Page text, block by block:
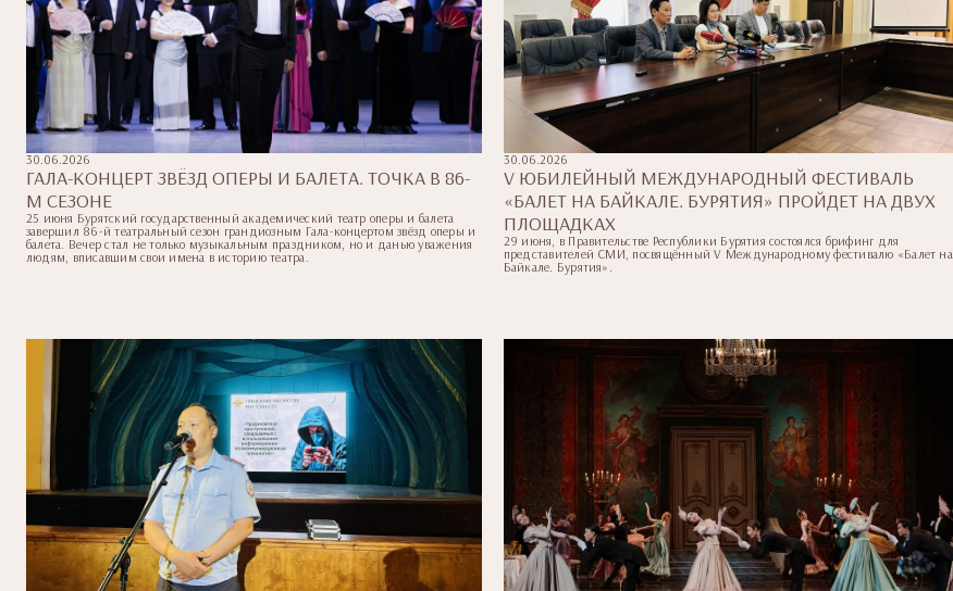
30.06.2026
ГАЛА-КОНЦЕРТ ЗВЁЗД ОПЕРЫ И БАЛЕТА. ТОЧКА В 86-
М СЕЗОНЕ
25 июня Бурятский государственный академический театр оперы и балета
завершил 86-й театральный сезон грандиозным Гала-концертом звёзд оперы и
балета. Вечер стал не только музыкальным праздником, но и данью уважения
людям, вписавшим свои имена в историю театра.
30.06.2026
V ЮБИЛЕЙНЫЙ МЕЖДУНАРОДНЫЙ ФЕСТИВАЛЬ
«БАЛЕТ НА БАЙКАЛЕ. БУРЯТИЯ» ПРОЙДЕТ НА ДВУХ
ПЛОЩАДКАХ
29 июня, в Правительстве Республики Бурятия состоялся брифинг для
представителей СМИ, посвящённый V Международному фестивалю «Балет на
Байкале. Бурятия».